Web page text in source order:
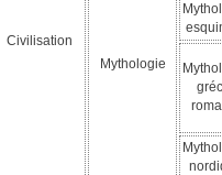
Civilisation
Mythologie